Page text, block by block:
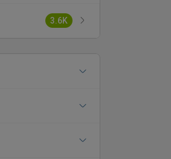
3.6K